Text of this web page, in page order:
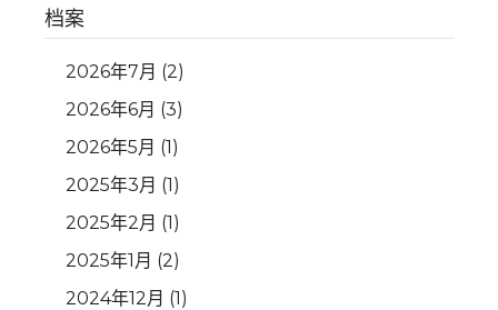
档案
2026年7月 (2)
2026年6月 (3)
2026年5月 (1)
2025年3月 (1)
2025年2月 (1)
2025年1月 (2)
2024年12月 (1)